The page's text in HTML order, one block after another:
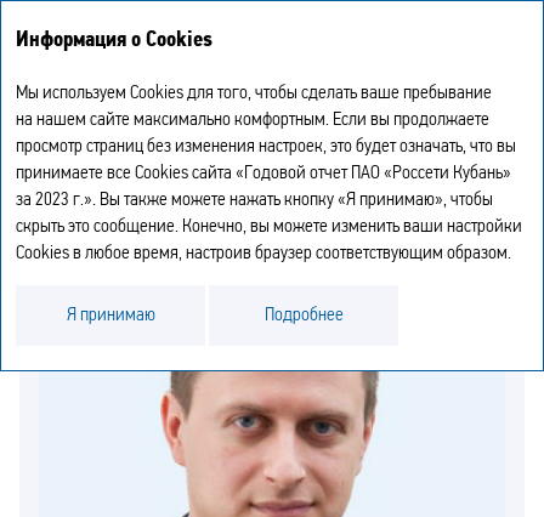
ОХРАНА ТРУДА И ПРОМЫШЛЕННАЯ
БЕЗОПАСНОСТЬ
Информация о Cookies
Мы используем Cookies для того, чтобы сделать ваше пребывание
на нашем сайте максимально комфортным. Если вы продолжаете
просмотр страниц без изменения настроек, это будет означать, что вы
принимаете все Cookies сайта «Годовой отчет ПАО «Россети Кубань»
за 2023 г.». Вы также можете нажать кнопку «Я принимаю», чтобы
скрыть это сообщение. Конечно, вы можете изменить ваши настройки
Cookies в любое время, настроив браузер соответствующим образом.
Я принимаю Подробнее